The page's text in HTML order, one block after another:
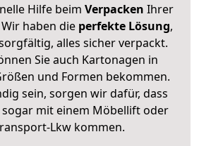
Hilfe beim Verpacken Ihrer
Wir haben die perfekte Lösung,
alles sicher verpackt.
Sie auch Kartonagen in
und Formen bekommen.
sein, sorgen wir dafür, dass
mit einem Möbellift oder
Lkw kommen.